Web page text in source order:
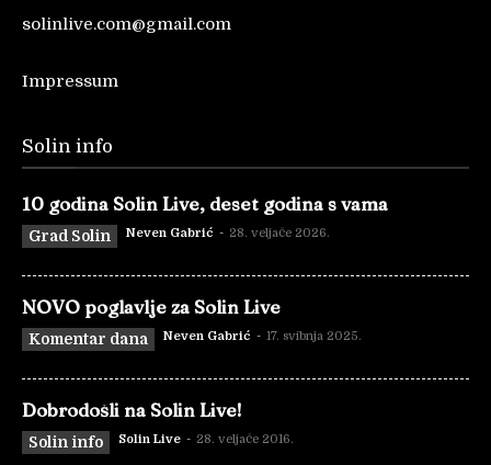
solinlive.com@gmail.com
Impressum
Solin info
10 godina Solin Live, deset godina s vama
Grad Solin Neven Gabrić - 28. veljače 2026.
NOVO poglavlje za Solin Live
Komentar dana Neven Gabrić - 17. svibnja 2025.
Dobrodošli na Solin Live!
Solin info Solin Live - 28. veljače 2016.